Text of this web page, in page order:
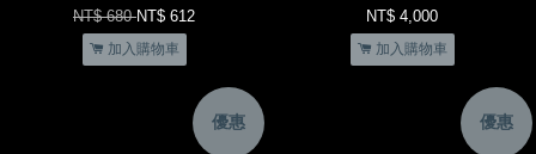
NT$ 680NT$ 612
加入購物車
NT$ 4,000
加入購物車
優惠 優惠